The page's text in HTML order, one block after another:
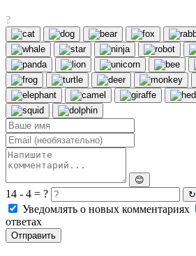
?
😊
14 - 4 = ? ↻
Уведомлять о новых комментариях
ответах
Отправить